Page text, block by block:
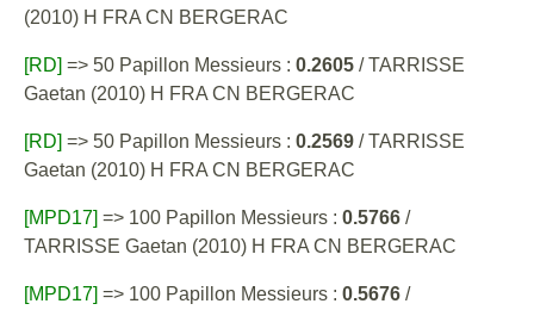
(2010) H FRA CN BERGERAC
[RD] => 50 Papillon Messieurs : 0.2605 / TARRISSE
Gaetan (2010) H FRA CN BERGERAC
[RD] => 50 Papillon Messieurs : 0.2569 / TARRISSE
Gaetan (2010) H FRA CN BERGERAC
[MPD17] => 100 Papillon Messieurs : 0.5766 /
TARRISSE Gaetan (2010) H FRA CN BERGERAC
[MPD17] => 100 Papillon Messieurs : 0.5676 /